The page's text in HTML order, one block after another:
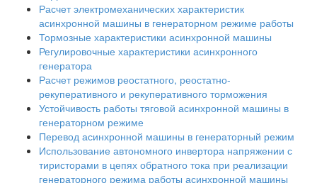
Расчет электромеханических характеристик
асинхронной машины в генераторном режиме работы
Тормозные характеристики асинхронной машины
Регулировочные характеристики асинхронного
генератора
Расчет режимов реостатного, реостатно-
рекуперативного и рекуперативного торможения
Устойчивость работы тяговой асинхронной машины в
генераторном режиме
Перевод асинхронной машины в генераторный режим
Использование автономного инвертора напряжении с
тиристорами в цепях обратного тока при реализации
генераторного режима работы асинхронной машины